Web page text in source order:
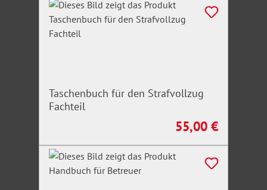
einfaches Arbeiten mit Textinhalten
laufende Aktualisierungen
Taschenbuch für den Strafvollzug
Fachteil
Regulärer Preis:
55,00 €